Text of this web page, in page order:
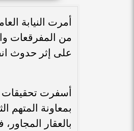
أمرت النيابة
من المفرقعات
على إثر حدوث
أسفرت تحقيقات
بمعاونة المتهم
بالعقار